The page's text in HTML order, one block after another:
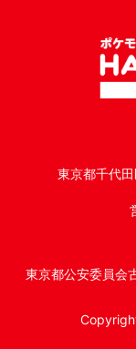
東京都千代
東京都公安委員会